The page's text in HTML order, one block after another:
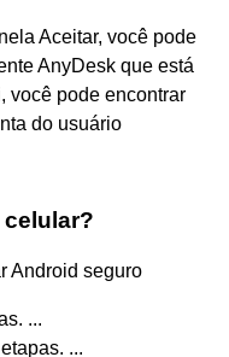
Aceitar, você pode
AnyDesk que está
você pode encontrar
do usuário
celular?
Android seguro
...
...